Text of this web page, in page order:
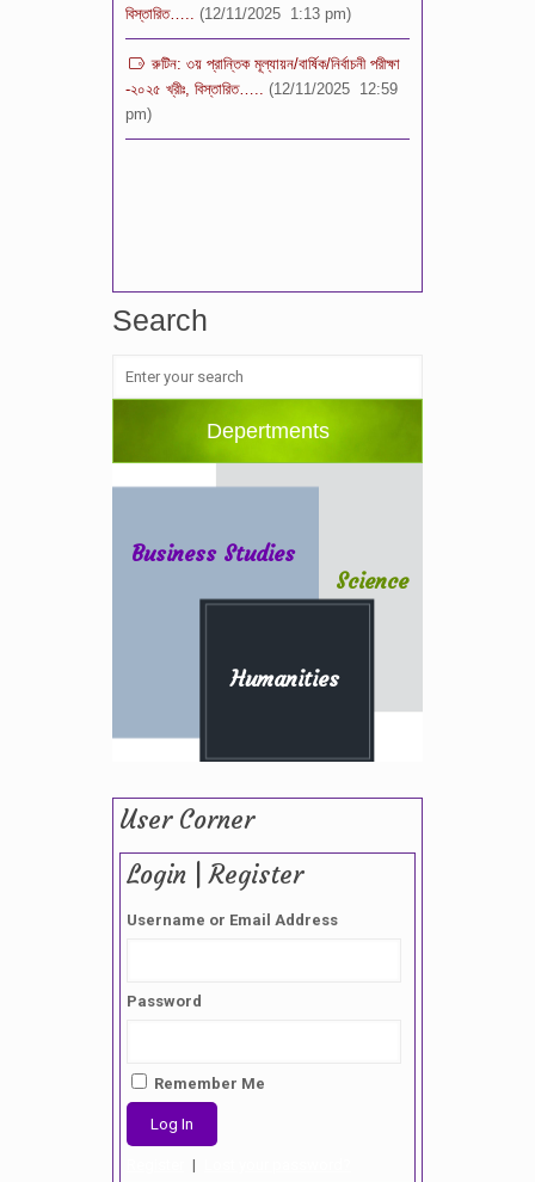
রুটিন: ৩য় প্রান্তিক মূল্যায়ন/বার্ষিক/নির্বাচনী পরীক্ষা
-২০২৫ খ্রীঃ, বিস্তারিত….. (12/11/2025 12:59
pm)
Search
Depertments
Humanities
Business Studies
Science
User Corner
Login | Register
Username or Email Address
Password
Remember Me
|